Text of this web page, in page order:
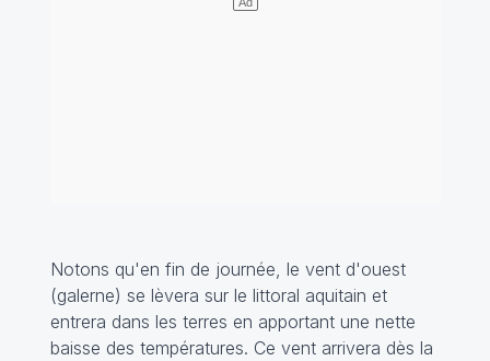
Notons qu'en fin de journée, le vent d'ouest
(galerne) se lèvera sur le littoral aquitain et
entrera dans les terres en apportant une nette
baisse des températures. Ce vent arrivera dès la